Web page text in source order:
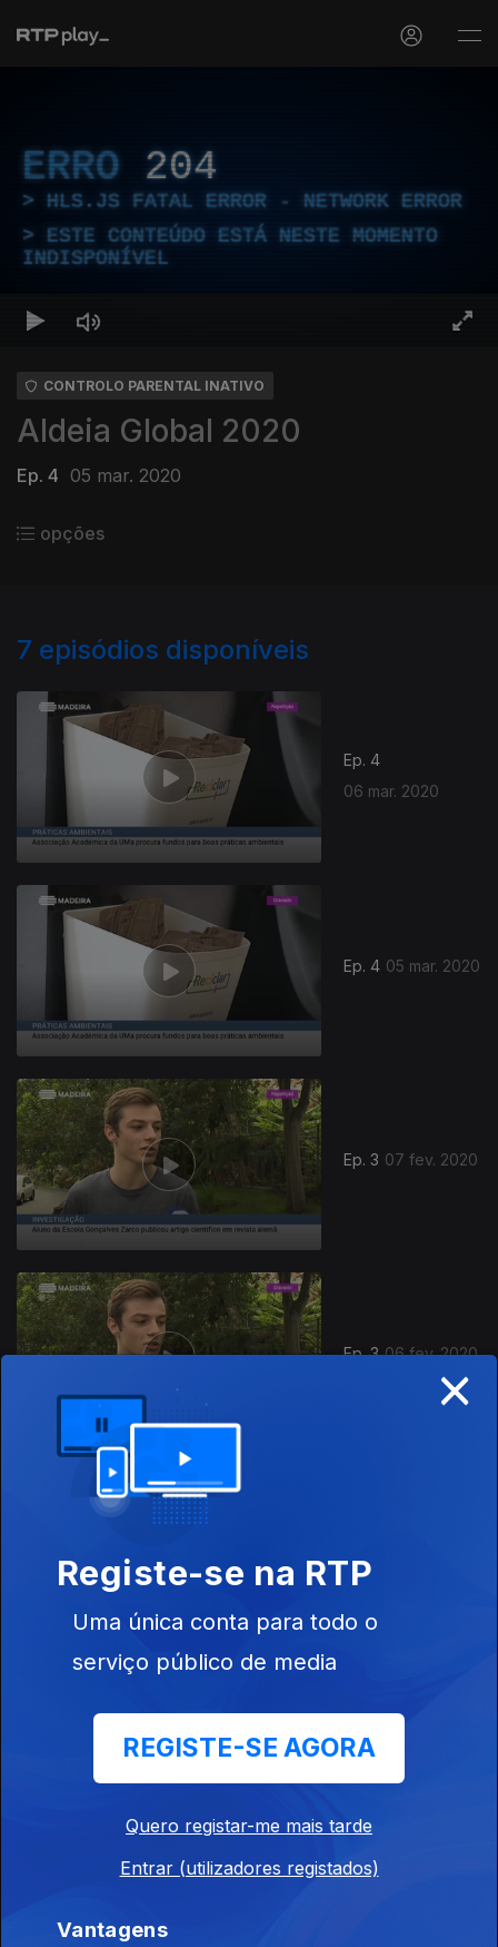
ERRO 204
HLS.JS FATAL ERROR - NETWORK ERROR
ESTE CONTEÚDO ESTÁ NESTE MOMENTO
INDISPONÍVEL
CONTROLO PARENTAL INATIVO
Aldeia Global 2020
Ep. 4 05 mar. 2020
opções
7 episódios disponíveis
Ep. 4
06 mar. 2020
Ep. 4 05 mar. 2020
Ep. 3 07 fev. 2020
Ep. 3 06 fev. 2020
Ep. 1
×
Registe-se na RTP
Uma única conta para todo o
serviço público de media
REGISTE-SE AGORA
Quero registar-me mais tarde
Entrar (utilizadores registados)
Vantagens